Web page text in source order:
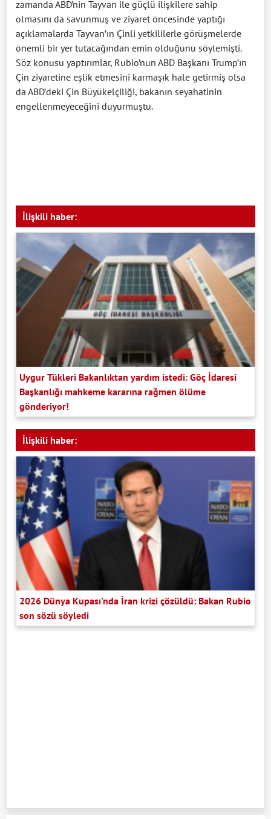
zamanda ABD’nin Tayvan ile güçlü ilişkilere sahip
olmasını da savunmuş ve ziyaret öncesinde yaptığı
açıklamalarda Tayvan’ın Çinli yetkililerle görüşmelerde
önemli bir yer tutacağından emin olduğunu söylemişti.
Söz konusu yaptırımlar, Rubio’nun ABD Başkanı Trump’ın
Çin ziyaretine eşlik etmesini karmaşık hale getirmiş olsa
da ABD’deki Çin Büyükelçiliği, bakanın seyahatinin
engellenmeyeceğini duyurmuştu.
İlişkili haber:
Uygur Tükleri Bakanlıktan yardım istedi: Göç İdaresi
Başkanlığı mahkeme kararına rağmen ölüme
gönderiyor!
İlişkili haber:
2026 Dünya Kupası'nda İran krizi çözüldü: Bakan Rubio
son sözü söyledi